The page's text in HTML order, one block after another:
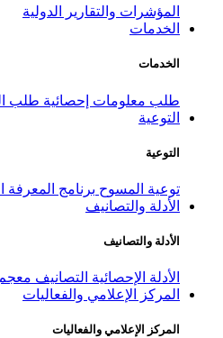
المؤشرات والتقارير الدولية
الخدمات
الخدمات
طلب معلومات إحصائية طلب
التوعية
التوعية
توعية المسوح برنامج المعرفة
الأدلة والتصانيف
الأدلة والتصانيف
الأدلة الإحصائية التصانيف
المركز الإعلامي والفعاليات
المركز الإعلامي والفعاليات